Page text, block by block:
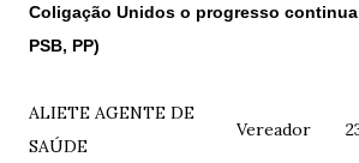
Coligação Unidos o progresso continua
PSB, PP)
ALIETE AGENTE DE
SAÚDE
Vereador